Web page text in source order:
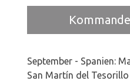
September - Spanien:
San Martín del Tesorillo